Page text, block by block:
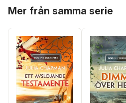
Mer från samma serie